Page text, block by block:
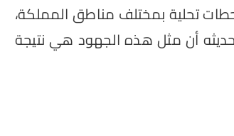
أن جمعية إرواء افتتحت منذ بداية عام 2024 م 10 محطات تحلية بمختلف مناطق المملكة،
حديثه أن مثل هذه الجهود هي نتيجة